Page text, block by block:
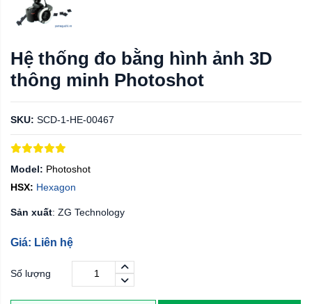
Hệ thống đo bằng hình ảnh 3D
thông minh Photoshot
SKU: SCD-1-HE-00467
Model: Photoshot
HSX: Hexagon
Sản xuất: ZG Technology
Giá: Liên hệ
Số lượng